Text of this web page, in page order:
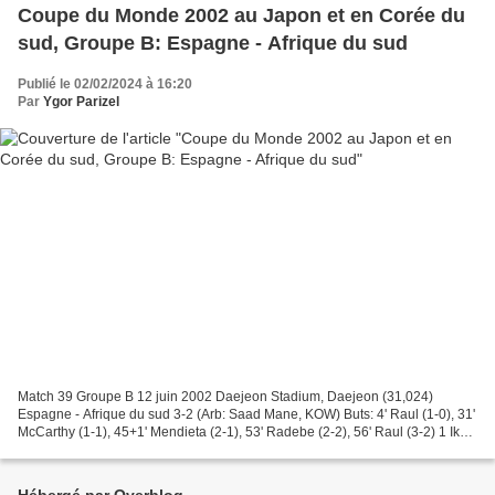
Coupe du Monde 2002 au Japon et en Corée du
sud, Groupe B: Espagne - Afrique du sud
Publié le 02/02/2024 à 16:20
Par Ygor Parizel
Match 39 Groupe B 12 juin 2002 Daejeon Stadium, Daejeon (31,024)
Espagne - Afrique du sud 3-2 (Arb: Saad Mane, KOW) Buts: 4' Raul (1-0), 31'
McCarthy (1-1), 45+1' Mendieta (2-1), 53' Radebe (2-2), 56' Raul (3-2) 1 Iker